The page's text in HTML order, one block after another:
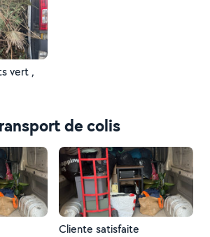
vert ,
de colis
Cliente satisfaite